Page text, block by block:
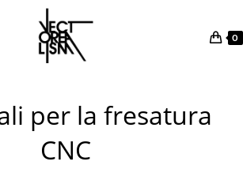
0
per la fresatura
CNC